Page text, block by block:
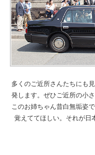
多くのご近所さんたちにも
発します。ぜひご近所の小
このお姉ちゃん昔白無垢姿
覚えててほしい。それが日